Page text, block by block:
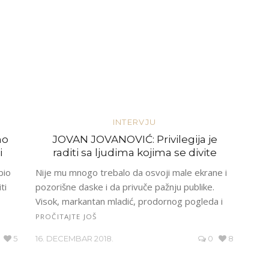
5
INTERVJU
JOVAN JOVANOVIĆ: Privilegija je
raditi sa ljudima kojima se divite
Nije mu mnogo trebalo da osvoji male ekrane i
pozorišne daske i da privuče pažnju publike.
Visok, markantan mladić, prodornog pogleda i
PROČITAJTE JOŠ
16. DECEMBAR 2018. 0 8